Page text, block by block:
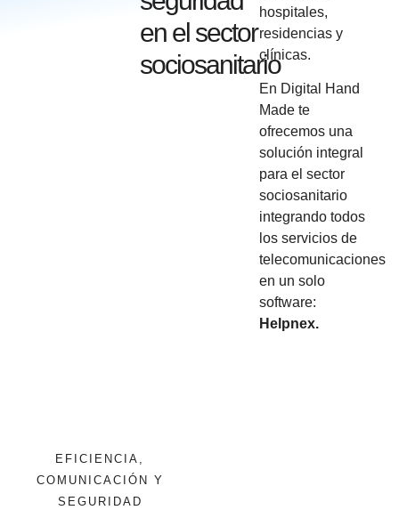
en el sector
sociosanitario
hospitales,
residencias y
clínicas.
En Digital Hand
Made te
ofrecemos una
solución integral
para el sector
sociosanitario
integrando todos
los servicios de
telecomunicaciones
en un solo
software:
Helpnex.
EFICIENCIA,
COMUNICACIÓN Y
SEGURIDAD